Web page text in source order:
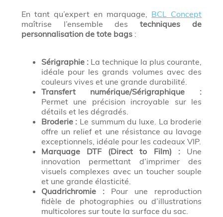
En tant qu’expert en marquage, BCL Concept
maîtrise l’ensemble destechniques de
personnalisation de tote bags:
Sérigraphie :La technique la plus courante,
idéale pour les grands volumes avec des
couleurs vives et une grande durabilité.
Transfert numérique/Sérigraphique :
Permet une précision incroyable sur les
détails et les dégradés.
Broderie : Le summum du luxe. La broderie
offre un relief et une résistance au lavage
exceptionnels, idéale pour les cadeaux VIP.
Marquage DTF (Direct to Film) : Une
innovation permettant d’imprimer des
visuels complexes avec un toucher souple
et une grande élasticité.
Quadrichromie :Pour une reproduction
fidèle de photographies ou d’illustrations
multicolores sur toute la surface du sac.